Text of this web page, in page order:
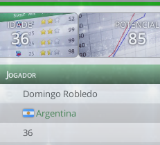
IDADE
36
POTENCIAL
85
Jogador
Domingo Robledo
Argentina
36